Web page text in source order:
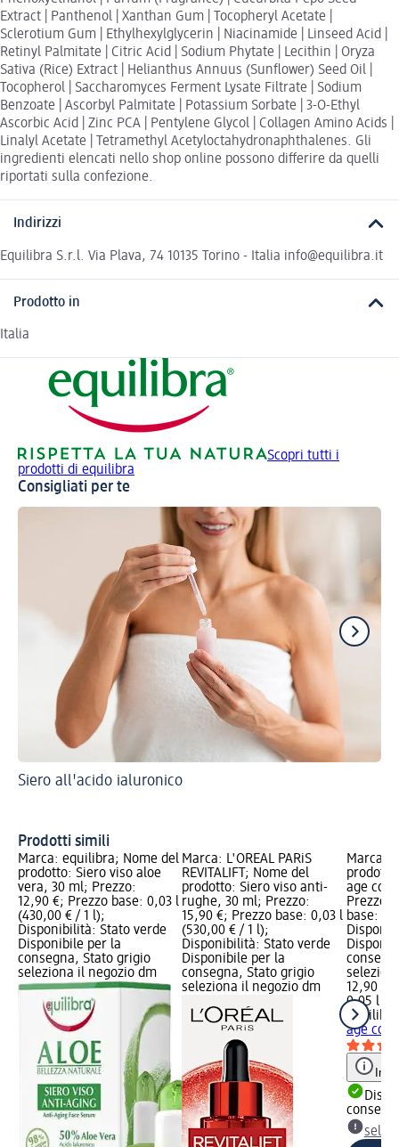
Extract | Panthenol | Xanthan Gum | Tocopheryl Acetate |
Sclerotium Gum | Ethylhexylglycerin | Niacinamide | Linseed Acid |
Retinyl Palmitate | Citric Acid | Sodium Phytate | Lecithin | Oryza
Sativa (Rice) Extract | Helianthus Annuus (Sunflower) Seed Oil |
Tocopherol | Saccharomyces Ferment Lysate Filtrate | Sodium
Benzoate | Ascorbyl Palmitate | Potassium Sorbate | 3-O-Ethyl
Ascorbic Acid | Zinc PCA | Pentylene Glycol | Collagen Amino Acids |
Linalyl Acetate | Tetramethyl Acetyloctahydronaphthalenes. Gli
ingredienti elencati nello shop online possono differire da quelli
riportati sulla confezione.
Indirizzi
Equilibra S.r.l. Via Plava, 74 10135 Torino - Italia info@equilibra.it
Prodotto in
Italia
Scopri tutti i
prodotti di equilibra
Consigliati per te
Siero all'acido ialuronico
Prodotti simili
Marca: equilibra; Nome del
prodotto: Siero viso aloe
vera, 30 ml; Prezzo:
12,90 €; Prezzo base: 0,03 l
(430,00 € / 1 l);
Disponibilità: Stato verde
Disponibile per la
consegna, Stato grigio
seleziona il negozio dm
Marca: L'ORÉAL PARiS
REVITALIFT; Nome del
prodotto: Siero viso anti-
rughe, 30 ml; Prezzo:
15,90 €; Prezzo base: 0,03 l
(530,00 € / 1 l);
Disponibilità: Stato verde
Disponibile per la
consegna, Stato grigio
seleziona il negozio dm
Marca:
age
Prezzo:
base:
12,90 €
0,05 l
equilibra
age